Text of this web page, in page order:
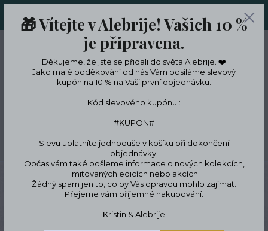
LIMITKÁCH
CZK
Hledat
Náramky Náramky podle znamení zvěrokruhu
- 22.8.
Lev 23.7. - 22.8.
🎁 Vítejte v Alebrije! Vašich 10 %
je připravena.
Děkujeme, že jste se přidali do světa Alebrije. ❤️
Jako malé poděkování od nás Vám posíláme slevový
kupón na 10 % na Vaši první objednávku.
Kód slevového kupónu :
#KUPON#
Slevu uplatníte jednoduše v košíku při dokončení
objednávky.
Občas vám také pošleme informace o nových kolekcích,
limitovaných edicích nebo akcích.
Žádný spam jen to, co by Vás opravdu mohlo zajímat.
Přejeme vám příjemné nakupování.
Kristin & Alebrije